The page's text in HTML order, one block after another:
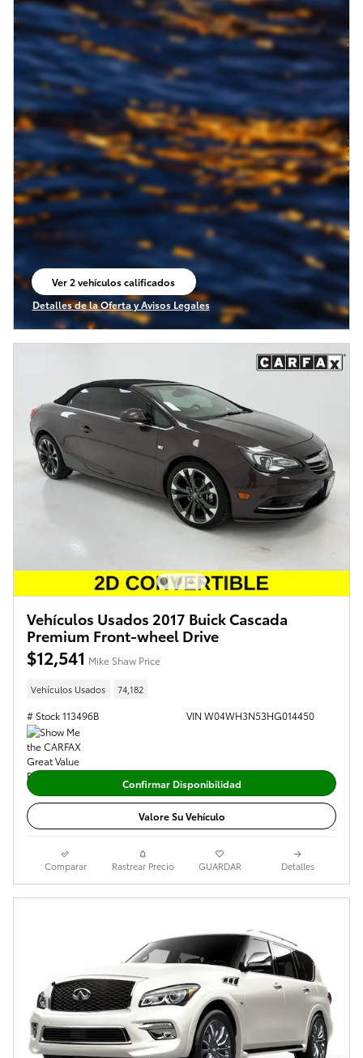
Ver 2 vehículos calificados
Detalles de la Oferta y Avisos Legales
Open Incentive Modal
Vehículos Usados 2017 Buick Cascada
Premium Front-wheel Drive
$12,541 Mike Shaw Price
Vehículos Usados 74,182
# Stock 113496B VIN W04WH3N53HG014450
Confirmar Disponibilidad
Valore Su Vehículo
Comparar Rastrear Precio GUARDAR Detalles